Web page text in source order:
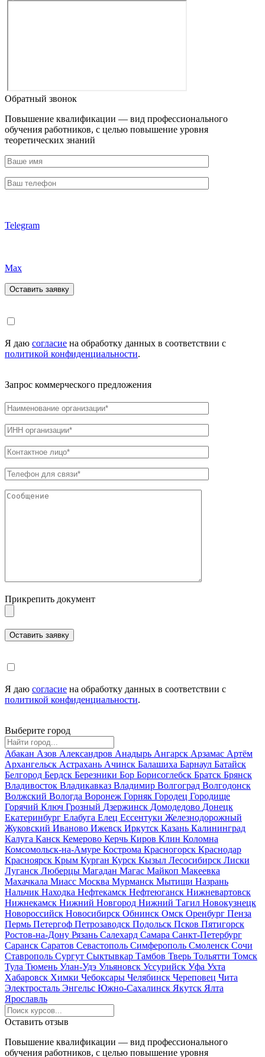
Обратный звонок
Повышение квалификации — вид профессионального
обучения работников, с целью повышение уровня
теоретических знаний
Telegram
Max
Я даю согласие на обработку данных в соответствии с
политикой конфиденциальности.
Запрос коммерческого предложения
Прикрепить документ
Я даю согласие на обработку данных в соответствии с
политикой конфиденциальности.
Выберите город
Абакан Азов Александров Анадырь Ангарск Арзамас Артём
Архангельск Астрахань Ачинск Балашиха Барнаул Батайск
Белгород Бердск Березники Бор Борисоглебск Братск Брянск
Владивосток Владикавказ Владимир Волгоград Волгодонск
Волжский Вологда Воронеж Горняк Городец Городище
Горячий Ключ Грозный Дзержинск Домодедово Донецк
Екатеринбург Елабуга Елец Ессентуки Железнодорожный
Жуковский Иваново Ижевск Иркутск Казань Калининград
Калуга Канск Кемерово Керчь Киров Клин Коломна
Комсомольск-на-Амуре Кострома Красногорск Краснодар
Красноярск Крым Курган Курск Кызыл Лесосибирск Лиски
Луганск Люберцы Магадан Магас Майкоп Макеевка
Махачкала Миасс Москва Мурманск Мытищи Назрань
Нальчик Находка Нефтекамск Нефтеюганск Нижневартовск
Нижнекамск Нижний Новгород Нижний Тагил Новокузнецк
Новороссийск Новосибирск Обнинск Омск Оренбург Пенза
Пермь Петергоф Петрозаводск Подольск Псков Пятигорск
Ростов-на-Дону Рязань Салехард Самара Санкт-Петербург
Саранск Саратов Севастополь Симферополь Смоленск Сочи
Ставрополь Сургут Сыктывкар Тамбов Тверь Тольятти Томск
Тула Тюмень Улан-Удэ Ульяновск Уссурийск Уфа Ухта
Хабаровск Химки Чебоксары Челябинск Череповец Чита
Электросталь Энгельс Южно-Сахалинск Якутск Ялта
Ярославль
Оставить отзыв
Повышение квалификации — вид профессионального
обучения работников, с целью повышение уровня